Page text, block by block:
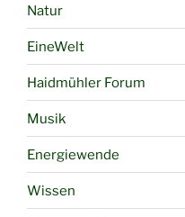
Natur
EineWelt
Haidmühler Forum
Musik
Energiewende
Wissen